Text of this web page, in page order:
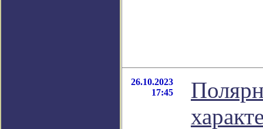
26.10.2023
17:45